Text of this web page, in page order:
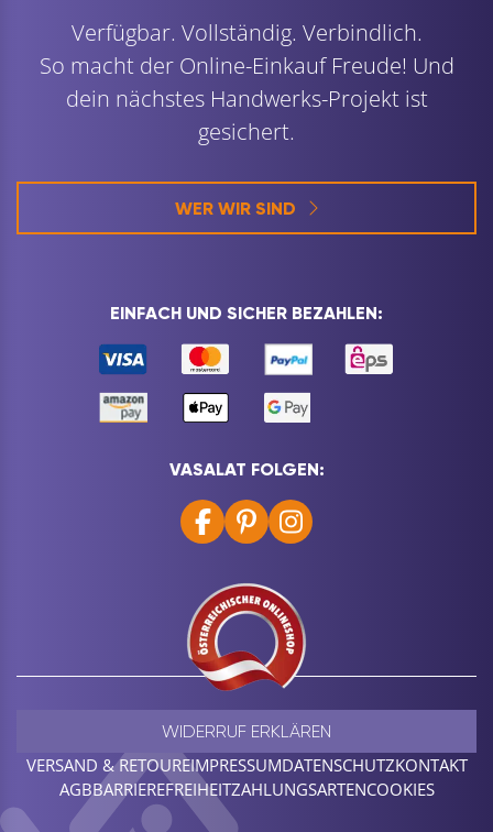
Verfügbar. Vollständig. Verbindlich.
So macht der Online-Einkauf Freude! Und
dein nächstes Handwerks-Projekt ist
gesichert.
WER WIR SIND
EINFACH UND SICHER BEZAHLEN:
VASALAT FOLGEN:
VERSAND & RETOUREIMPRESSUMDATENSCHUTZKONTAKT
AGBBARRIEREFREIHEITZAHLUNGSARTENCOOKIES
WIDERRUF ERKLÄREN